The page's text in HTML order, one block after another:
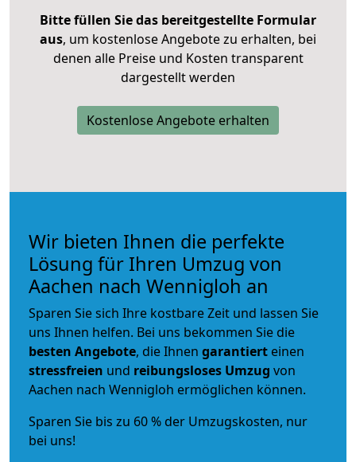
Bitte füllen Sie das bereitgestellte Formular
aus, um kostenlose Angebote zu erhalten, bei
denen alle Preise und Kosten transparent
dargestellt werden
Kostenlose Angebote erhalten
Wir bieten Ihnen die perfekte
Lösung für Ihren Umzug von
Aachen nach Wennigloh an
Sparen Sie sich Ihre kostbare Zeit und lassen Sie
uns Ihnen helfen. Bei uns bekommen Sie die
besten Angebote, die Ihnen garantiert einen
stressfreien und reibungsloses Umzug von
Aachen nach Wennigloh ermöglichen können.
Sparen Sie bis zu 60 % der Umzugskosten, nur
bei uns!